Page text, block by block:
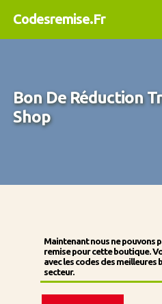
Codesremise.Fr
Bon De Réduction
Shop
Maintenant nous ne pouvons
remise pour cette boutique.
avec les codes des meilleures
secteur.